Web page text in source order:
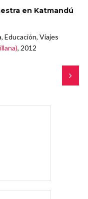
en Katmandú
Educación, Viajes
, 2012